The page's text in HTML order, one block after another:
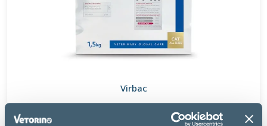
Virbac
W1 WEIGHT LOSS & DIABETES - CHAT